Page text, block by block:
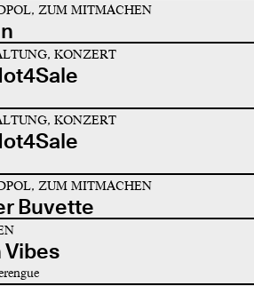
ZUM MITMACHEN
KONZERT
KONZERT
ZUM MITMACHEN
Buvette
Vibes